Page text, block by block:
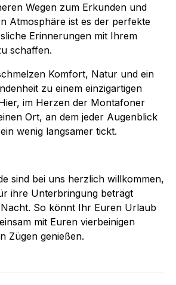
Wegen zum Erkunden und
Atmosphäre ist es der perfekte
Erinnerungen mit Ihrem
schaffen.
Komfort, Natur und ein
zu einem einzigartigen
im Herzen der Montafoner
Ort, an dem jeder Augenblick
wenig langsamer tickt.
sind bei uns herzlich willkommen,
ihre Unterbringung beträgt
So könnt Ihr Euren Urlaub
mit Euren vierbeinigen
Zügen genießen.